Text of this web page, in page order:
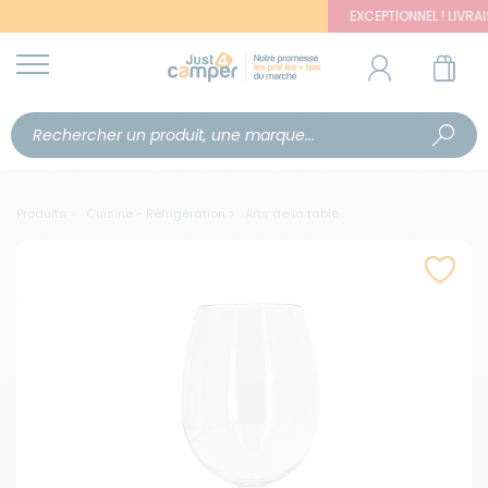
EXCEPTIONNEL ! LIVRAISON
Produits Cuisine - Réfrigération Arts de la table